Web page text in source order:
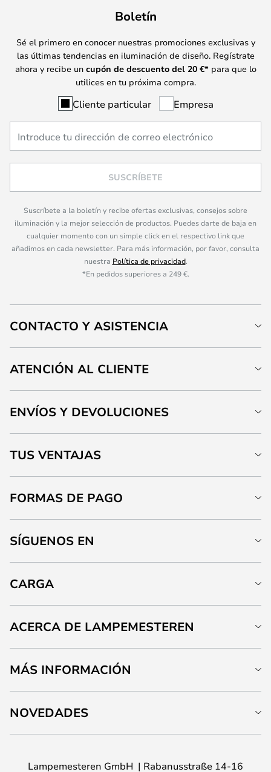
Boletín
Sé el primero en conocer nuestras promociones exclusivas y
las últimas tendencias en iluminación de diseño. Regístrate
ahora y recibe un cupón de descuento del 20 €* para que lo
utilices en tu próxima compra.
Cliente particular Empresa
SUSCRÍBETE
Suscríbete a la boletín y recibe ofertas exclusivas, consejos sobre
iluminación y la mejor selección de productos. Puedes darte de baja en
cualquier momento con un simple click en el respectivo link que
añadimos en cada newsletter. Para más información, por favor, consulta
nuestra Política de privacidad.
*En pedidos superiores a 249 €.
CONTACTO Y ASISTENCIA
ATENCIÓN AL CLIENTE
ENVÍOS Y DEVOLUCIONES
TUS VENTAJAS
FORMAS DE PAGO
SÍGUENOS EN
CARGA
ACERCA DE LAMPEMESTEREN
MÁS INFORMACIÓN
NOVEDADES
Lampemesteren GmbH Rabanusstraße 14-16